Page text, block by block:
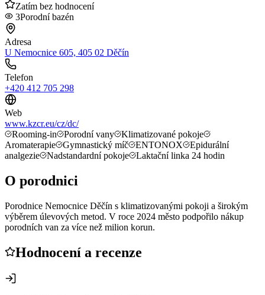
Zatím bez hodnocení
3Porodní bazén
Adresa
U Nemocnice 605, 405 02 Děčín
Telefon
+420 412 705 298
Web
www.kzcr.eu/cz/dc/
Rooming-in
Porodní vany
Klimatizované pokoje
Aromaterapie
Gymnastický míč ENTONOX
Epidurální
analgezie
Nadstandardní pokoje Laktační linka 24 hodin
O porodnici
Porodnice Nemocnice Děčín s klimatizovanými pokoji a širokým
výběrem úlevových metod. V roce 2024 město podpořilo nákup
porodních van za více než milion korun.
Hodnocení a recenze